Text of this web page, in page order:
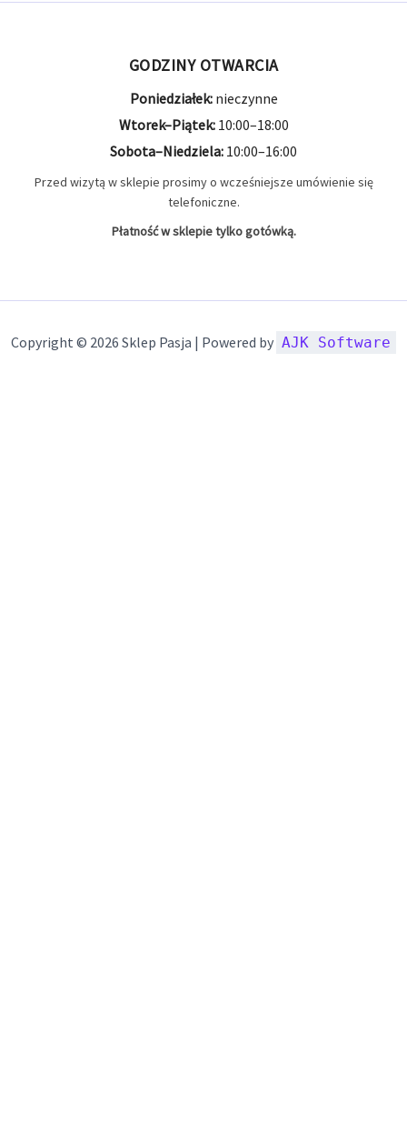
GODZINY OTWARCIA
Poniedziałek:nieczynne
Wtorek–Piątek:10:00–18:00
Sobota–Niedziela: 10:00–16:00
Przed wizytą w sklepie prosimy o wcześniejsze umówienie się
telefoniczne.
Płatność w sklepie tylko gotówką.
Copyright © 2026 Sklep Pasja | Powered by AJK Software